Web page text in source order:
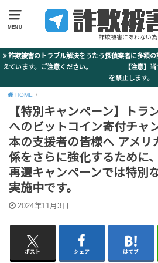
MENU
詐欺被害にあわない為
詐欺被害のトラブル解決をうたう探偵業者に多額
えています。ご注意ください。 【注意】当サ
を禁止します。
HOME
【特別キャンペーン】トラ
へのビットコイン寄付チャ
本の支援者の皆様へ アメリ
係をさらに強化するために
再選キャンペーンでは特別
実施中です。
2024年11月3日
ポスト シェア はてブ